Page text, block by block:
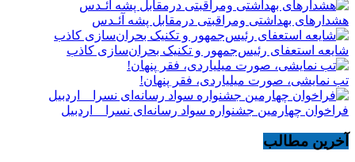
هشدارهاى بهداشتى ومراقبتى درمقابل پشه آئـدس
شایعه استعفای رئیس‌جمهور و تکنیک بحران‌سازی کاذب
تب نمایشی، صورت میلیاردی، فقر پنهان!
فراخوان چهارمین جشنواره سواد رسانه‌ای نسرا _ اردبیل
آخرین مطالب